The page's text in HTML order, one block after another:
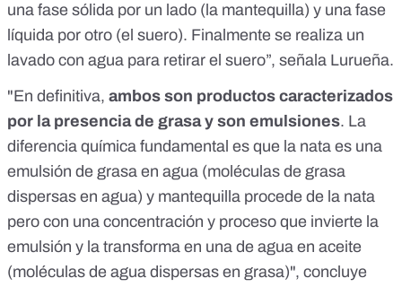
una fase sólida por un lado (la mantequilla) y una fase
líquida por otro (el suero). Finalmente se realiza un
lavado con agua para retirar el suero”, señala Lurueña.
"En definitiva, ambos son productos caracterizados
por la presencia de grasa y son emulsiones. La
diferencia química fundamental es que la nata es una
emulsión de grasa en agua (moléculas de grasa
dispersas en agua) y mantequilla procede de la nata
pero con una concentración y proceso que invierte la
emulsión y la transforma en una de agua en aceite
(moléculas de agua dispersas en grasa)", concluye